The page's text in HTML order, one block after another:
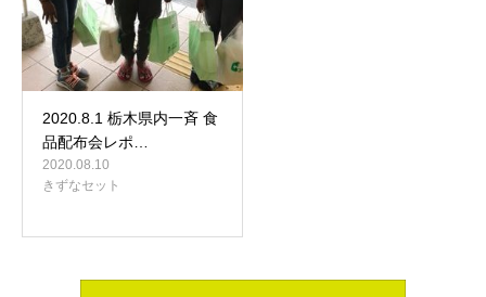
2020.8.1 栃木県内一斉 食
品配布会レポ…
2020.08.10
きずなセット